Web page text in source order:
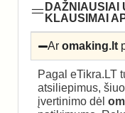
DAŽNIAUSIAI
KLAUSIMAI
Aromaking.lt
Pagal eTikra.LT
atsiliepimus,
įvertinimo dėl